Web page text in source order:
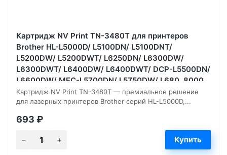
Картридж NV Print TN-3480T для принтеров
Brother HL-L5000D/ L5100DN/ L5100DNT/
L5200DW/ L5200DWT/ L6250DN/ L6300DW/
L6300DWT/ L6400DW/ L6400DWT/ DCP-L5500DN/
L6600DW/ MFC-L5700DN/ L5750DW/ L680, 8000
страниц
Картридж NV Print TN-3480T — премиальное решение
для лазерных принтеров Brother серий HL-L5000D,...
693 ₽